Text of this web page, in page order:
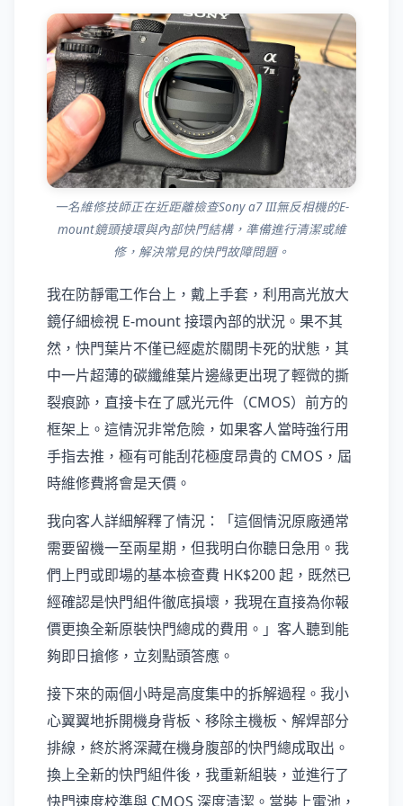
一名維修技師正在近距離檢查Sony a7 III無反相機的E-
mount鏡頭接環與內部快門結構，準備進行清潔或維
修，解決常見的快門故障問題。
我在防靜電工作台上，戴上手套，利用高光放大
鏡仔細檢視 E-mount 接環內部的狀況。果不其
然，快門葉片不僅已經處於關閉卡死的狀態，其
中一片超薄的碳纖維葉片邊緣更出現了輕微的撕
裂痕跡，直接卡在了感光元件（CMOS）前方的
框架上。這情況非常危險，如果客人當時強行用
手指去推，極有可能刮花極度昂貴的 CMOS，屆
時維修費將會是天價。
我向客人詳細解釋了情況：「這個情況原廠通常
需要留機一至兩星期，但我明白你聽日急用。我
們上門或即場的基本檢查費 HK$200 起，既然已
經確認是快門組件徹底損壞，我現在直接為你報
價更換全新原裝快門總成的費用。」客人聽到能
夠即日搶修，立刻點頭答應。
接下來的兩個小時是高度集中的拆解過程。我小
心翼翼地拆開機身背板、移除主機板、解焊部分
排線，終於將深藏在機身腹部的快門總成取出。
換上全新的快門組件後，我重新組裝，並進行了
快門速度校準與 CMOS 深度清潔。當裝上電池，